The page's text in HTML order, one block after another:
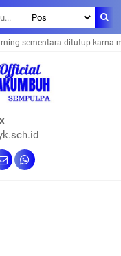
sementara ditutup karna